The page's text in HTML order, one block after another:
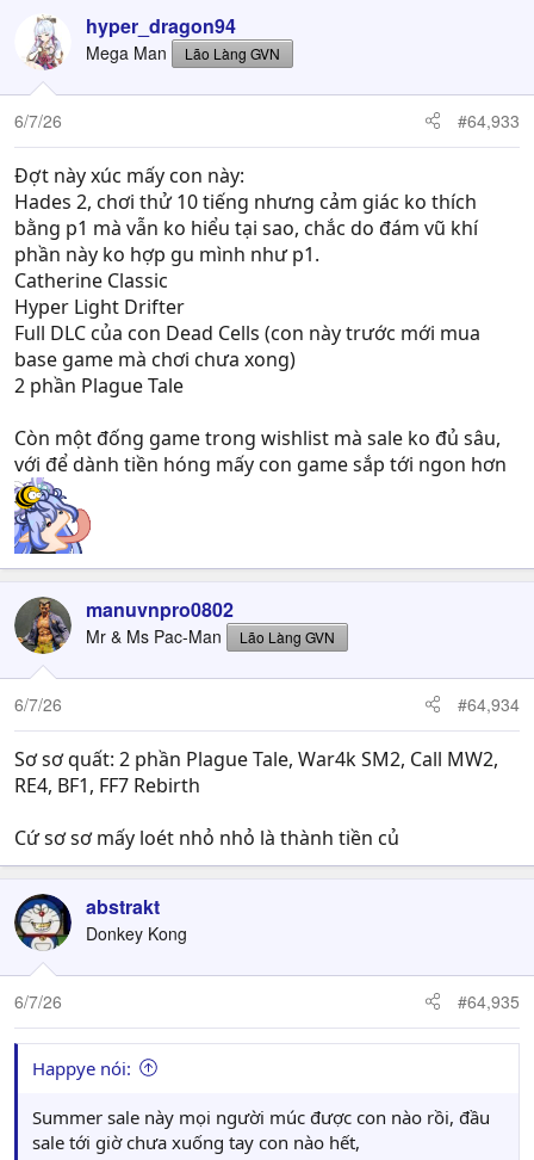
hyper_dragon94
Mega Man Lão Làng GVN
6/7/26 #64,933
Đợt này xúc mấy con này:
Hades 2, chơi thử 10 tiếng nhưng cảm giác ko thích
bằng p1 mà vẫn ko hiểu tại sao, chắc do đám vũ khí
phần này ko hợp gu mình như p1.
Catherine Classic
Hyper Light Drifter
Full DLC của con Dead Cells (con này trước mới mua
base game mà chơi chưa xong)
2 phần Plague Tale
Còn một đống game trong wishlist mà sale ko đủ sâu,
với để dành tiền hóng mấy con game sắp tới ngon hơn
manuvnpro0802
Mr & Ms Pac-Man Lão Làng GVN
6/7/26 #64,934
Sơ sơ quất: 2 phần Plague Tale, War4k SM2, Call MW2,
RE4, BF1, FF7 Rebirth
Cứ sơ sơ mấy loét nhỏ nhỏ là thành tiền củ
abstrakt
Donkey Kong
6/7/26 #64,935
Happye nói:
Summer sale này mọi người múc được con nào rồi, đầu
sale tới giờ chưa xuống tay con nào hết,